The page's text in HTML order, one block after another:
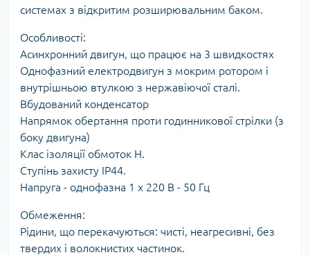
системах з відкритим розширювальним баком.
Особливості:
Асинхронний двигун, що працює на 3 швидкостях
Однофазний електродвигун з мокрим ротором і
внутрішньою втулкою з нержавіючої сталі.
Вбудований конденсатор
Напрямок обертання проти годинникової стрілки (з
боку двигуна)
Клас ізоляції обмоток H.
Ступінь захисту IP44.
Напруга - однофазна 1 х 220 В - 50 Гц
Обмеження:
Рідини, що перекачуються: чисті, неагресивні, без
твердих і волокнистих частинок.